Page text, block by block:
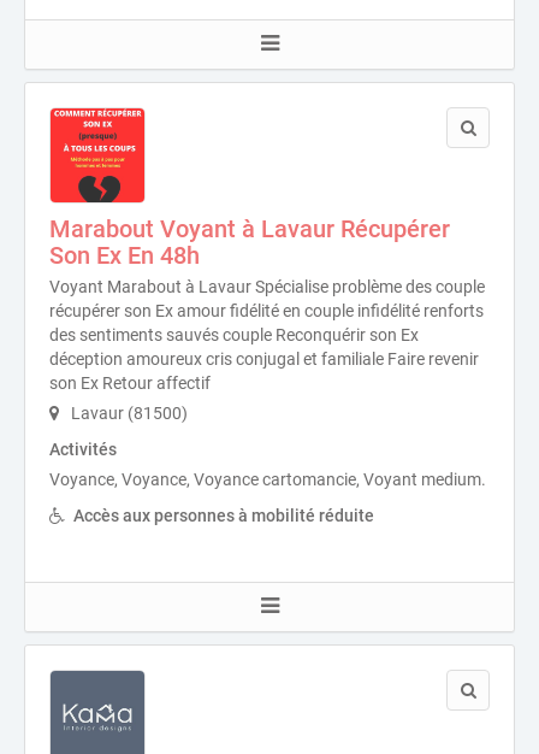
Marabout Voyant à Lavaur Récupérer
Son Ex En 48h
Voyant Marabout à Lavaur Spécialise problème des couple
récupérer son Ex amour fidélité en couple infidélité renforts
des sentiments sauvés couple Reconquérir son Ex
déception amoureux cris conjugal et familiale Faire revenir
son Ex Retour affectif
Lavaur (81500)
Activités
Voyance, Voyance, Voyance cartomancie, Voyant medium.
Accès aux personnes à mobilité réduite